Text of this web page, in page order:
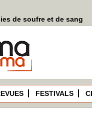
de soufre et de sang
FESTIVALS